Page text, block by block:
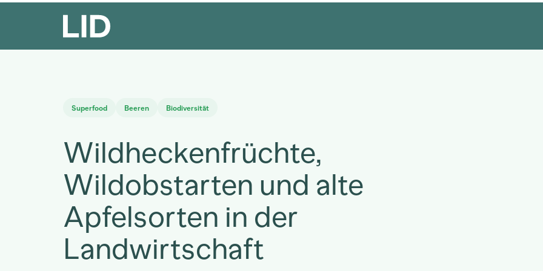
Superfood Beeren Biodiversität
Wildheckenfrüchte,
Wildobstarten und alte
Apfelsorten in der
Landwirtschaft